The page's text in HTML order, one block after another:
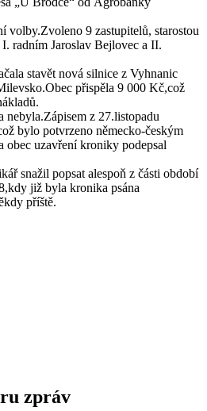
volby.Zvoleno 9 zastupitelů, starostou
radním Jaroslav Bejlovec a II.
stavět nová silnice z Vyhnanic
přispěla 9 000 Kč,což
nebyla.Zápisem z 27.listopadu
bylo potvrzeno německo-českým
obec uzavření kroniky podepsal
snažil popsat alespoň z části období
již byla kronika psána
příště.
zpráv